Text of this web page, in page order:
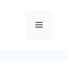
메